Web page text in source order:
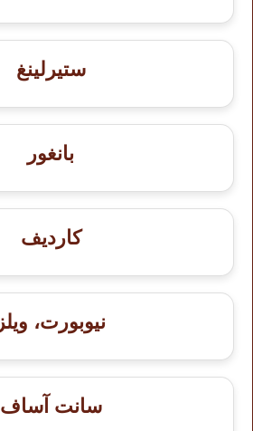
ستيرلينغ
بانغور
كارديف
نيوبورت، ويلز
سانت آساف